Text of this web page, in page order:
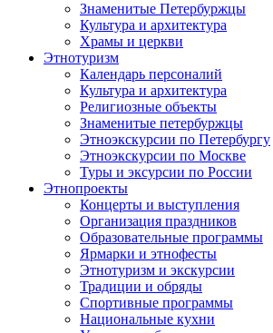
Знаменитые Петербуржцы
Культура и архитектура
Храмы и церкви
Этнотуризм
Календарь персоналий
Культура и архитектура
Религиозные объекты
Знаменитые петербуржцы
Этноэкскурсии по Петербургу
Этноэкскурсии по Москве
Туры и эксурсии по России
Этнопроекты
Концерты и выступления
Организация праздников
Образовательные программы
Ярмарки и этнофесты
Этнотуризм и экскурсии
Традиции и обряды
Спортивные программы
Национальные кухни